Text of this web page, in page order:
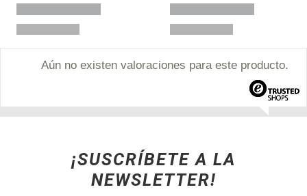
Aún no existen valoraciones para este producto.
¡SUSCRÍBETE A LA
NEWSLETTER!